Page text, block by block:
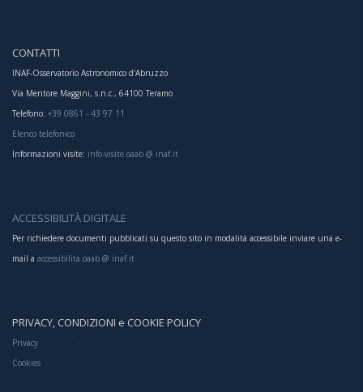
CONTATTI
INAF-Osservatorio Astronomico d'Abruzzo
Via Mentore Maggini, s.n.c., 64100 Teramo
Telefono: +39 0861 - 43 97 11
Elenco telefonico
Informazioni visite: info-visite.oaab @ inaf.it
ACCESSIBILITÀ DIGITALE
Per richiedere documenti pubblicati su questo sito in modalità accessibile inviare una e-
mail a accessibilita.oaab @ inaf.it
PRIVACY, CONDIZIONI e COOKIE POLICY
Privacy
Cookies